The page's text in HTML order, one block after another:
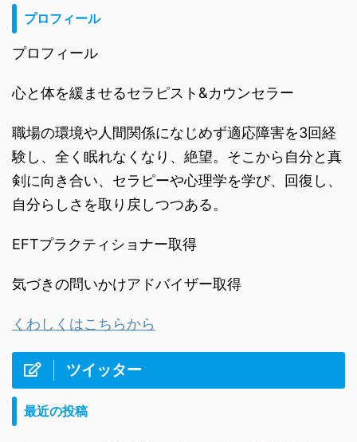
プロフィール
プロフィール
心と体を緩ませるセラピスト&カウンセラー
職場の環境や人間関係になじめず適応障害を3回経
験し、全く眠れなくなり、絶望。そこから自分と真
剣に向き合い、セラピーや心理学を学び、回復し、
自分らしさを取り戻しつつある。
EFTプラクティショナー取得
気づきの問いかけアドバイザー取得
くわしくはこちらから
ツイッター
最近の投稿